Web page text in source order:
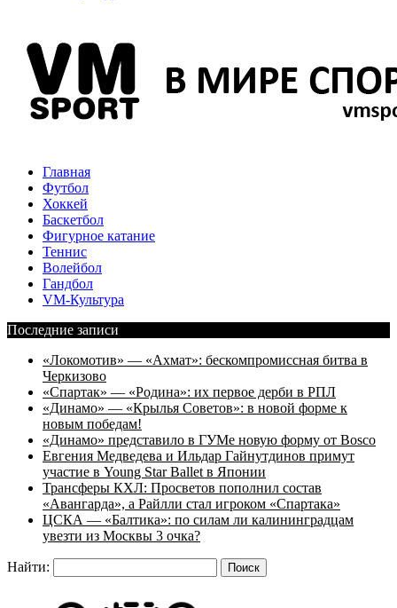
Главная
Футбол
Хоккей
Баскетбол
Фигурное катание
Теннис
Волейбол
Гандбол
VM-Культура
Последние записи
«Локомотив» — «Ахмат»: бескомпромиссная битва в
Черкизово
«Спартак» — «Родина»: их первое дерби в РПЛ
«Динамо» — «Крылья Советов»: в новой форме к
новым победам!
«Динамо» представило в ГУМе новую форму от Bosco
Евгения Медведева и Ильдар Гайнутдинов примут
участие в Young Star Ballet в Японии
Трансферы КХЛ: Просветов пополнил состав
«Авангарда», а Райлли стал игроком «Спартака»
ЦСКА — «Балтика»: по силам ли калининградцам
увезти из Москвы 3 очка?
Найти: